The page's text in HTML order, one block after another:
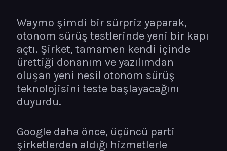
Waymo şimdi bir sürpriz yaparak,
otonom sürüş testlerinde yeni bir kapı
açtı. Şirket, tamamen kendi içinde
ürettiği donanım ve yazılımdan
oluşan yeni nesil otonom sürüş
teknolojisini teste başlayacağını
duyurdu.
Google daha önce, üçüncü parti
şirketlerden aldığı hizmetlerle